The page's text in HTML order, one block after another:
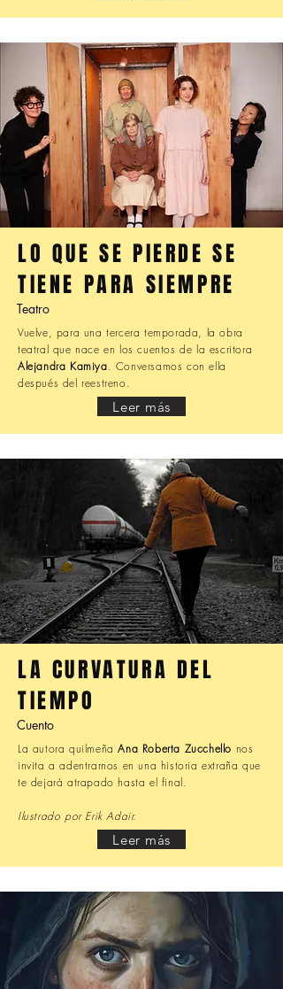
LO QUE SE PIERDE SE
TIENE PARA SIEMPRE
Teatro
Vuelve, para una tercera temporada, la obra
teatral que nace en los cuentos de la escritora
Alejandra Kamiya. Conversamos con ella
después del reestreno.
Leer más
LA CURVATURA DEL
TIEMPO
Cuento
La autora quilmeñaAna Roberta Zucchello nos
invita a adentrarnos en una historia extraña que
te dejará atrapado hasta el final.
Ilustrado por Erik Adair.
Leer más